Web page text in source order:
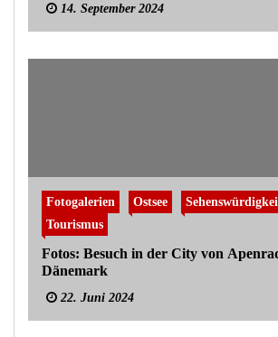
14. September 2024
Fotogalerien Ostsee
Tourismus
Fotos: Besuch in der City von
Dänemark
22. Juni 2024